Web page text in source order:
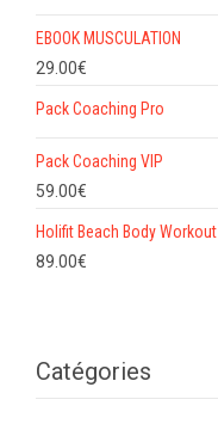
EBOOK MUSCULATION
29.00€
Pack Coaching Pro
Pack Coaching VIP
59.00€
Holifit Beach Body Workout
89.00€
Catégories